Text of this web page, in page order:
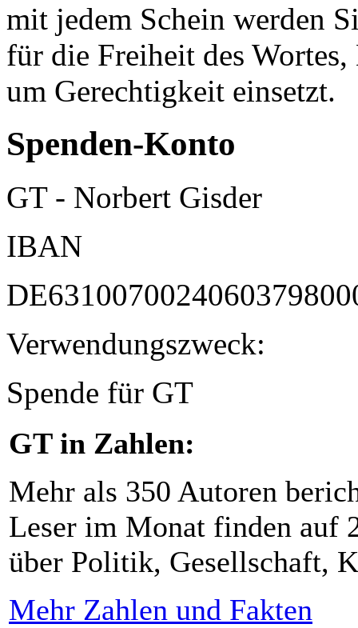
mit jedem Schein werden
für die Freiheit des
um Gerechtigkeit einsetzt.
Spenden-Konto
GT - Norbert Gisder
IBAN
Verwendungszweck:
Spende für GT
GT in Zahlen:
Mehr als 350 Autoren
Leser im Monat finden auf
über Politik, Gesellschaft,
Mehr Zahlen und Fakten